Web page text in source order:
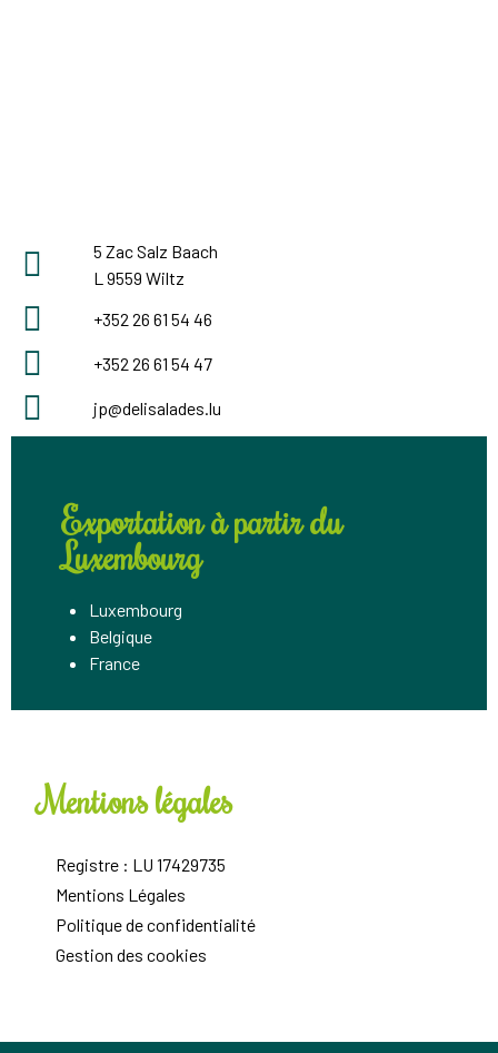
5 Zac Salz Baach
L 9559 Wiltz
+352 26 61 54 46
+352 26 61 54 47
jp@delisalades.lu
Exportation à partir du
Luxembourg
Luxembourg
Belgique
France
Mentions légales
Registre : LU 17429735
Mentions Légales
Politique de confidentialité
Gestion des cookies